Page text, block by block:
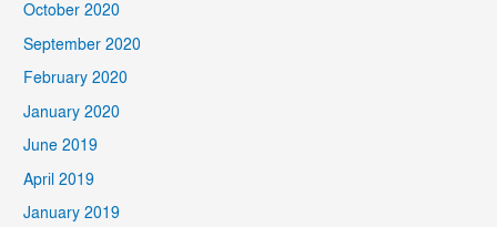
October 2020
September 2020
February 2020
January 2020
June 2019
April 2019
January 2019